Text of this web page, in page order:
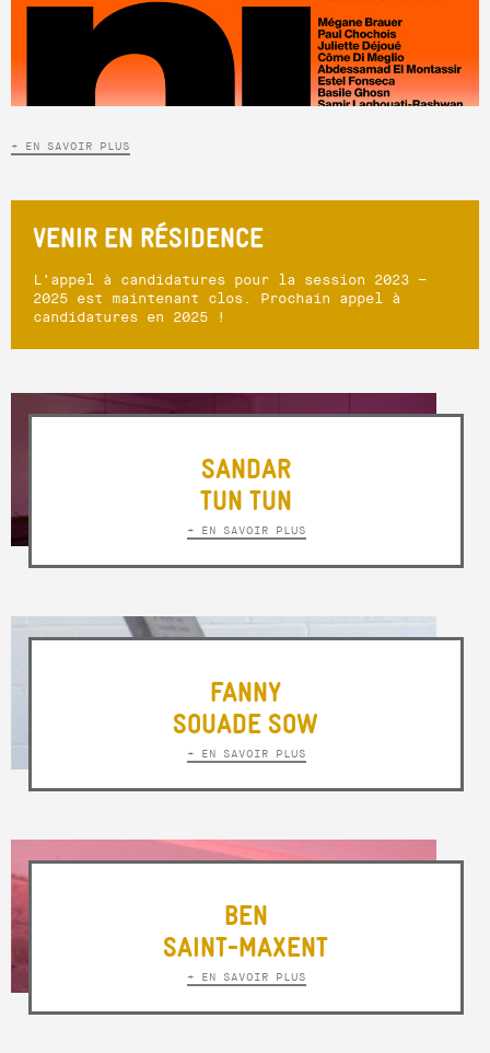
+ EN SAVOIR PLUS
VENIR EN RÉSIDENCE
L’appel à candidatures pour la session 2023 –
2025 est maintenant clos. Prochain appel à
candidatures en 2025 !
SANDAR
TUN TUN
+ EN SAVOIR PLUS
FANNY
SOUADE SOW
+ EN SAVOIR PLUS
BEN
SAINT-MAXENT
+ EN SAVOIR PLUS